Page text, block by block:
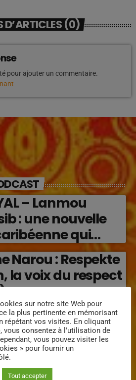
D’ARTICLES (0)
pour ajouter un commentaire.
– Lanmou
: une nouvelle
qui
les émotions
(2026)
Narou : Respekte
la voix du respect
Nou » (2026) :
vibrante
O et
Béroard
sur notre site Web pour
la plus pertinente en mémorisant
répétant vos visites. En cliquant
vous consentez à l'utilisation de
vous pouvez visiter les
» pour fournir un
Tout accepter